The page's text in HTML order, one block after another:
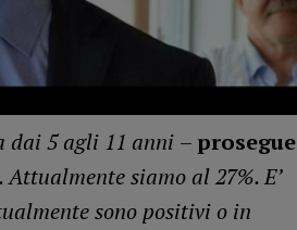
dai 5 agli 11 anni – prosegue
siamo al 27%. E’
sono positivi o in